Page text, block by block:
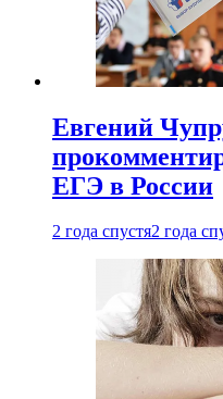
Евгений
ЕГЭ в России
2 года спустя2 года